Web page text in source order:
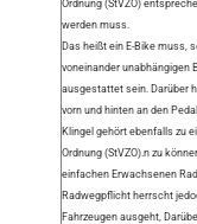
Ordnung (StVZO)
werden muss.
Das heißt ein E-Bike muss,
voneinander unabhängigen
ausgestattet sein. Darüber
vorn und hinten an den
Klingel gehört ebenfalls zu
Ordnung (StVZO).n zu
einfachen Erwachsenen
Radwegpflicht herrscht
Fahrzeugen ausgeht,